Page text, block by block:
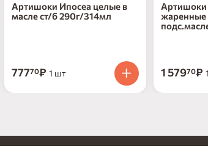
Артишоки Ипосеа целые в
масле ст/б 290г/314мл
77770₽ 1 шт
Артишоки
жаренные
1 57970₽